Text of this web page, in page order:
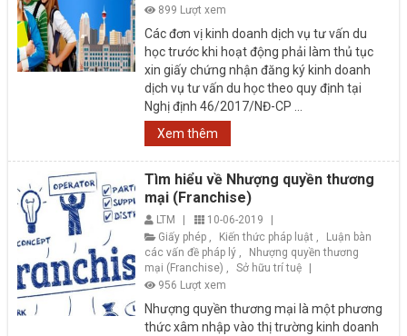
899 Lượt xem
Các đơn vị kinh doanh dịch vụ tư vấn du
học trước khi hoạt động phải làm thủ tục
xin giấy chứng nhận đăng ký kinh doanh
dịch vụ tư vấn du học theo quy định tại
Nghị định 46/2017/NĐ-CP ...
Xem thêm
Tìm hiểu về Nhượng quyền thương
mại (Franchise)
LTM | 10-06-2019
|
Giấy phép
Kiến thức pháp luật
Luận bàn
các vấn đề pháp lý
Nhượng quyền thương
mại (Franchise)
Sở hữu trí tuệ
|
956 Lượt xem
Nhượng quyền thương mại là một phương
thức xâm nhập vào thị trường kinh doanh